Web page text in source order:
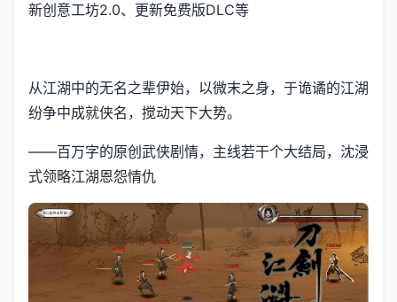
新创意工坊2.0、更新免费版DLC等
从江湖中的无名之辈伊始，以微末之身，于诡谲的江湖
纷争中成就侠名，搅动天下大势。
——百万字的原创武侠剧情，主线若干个大结局，沈浸
式领略江湖恩怨情仇